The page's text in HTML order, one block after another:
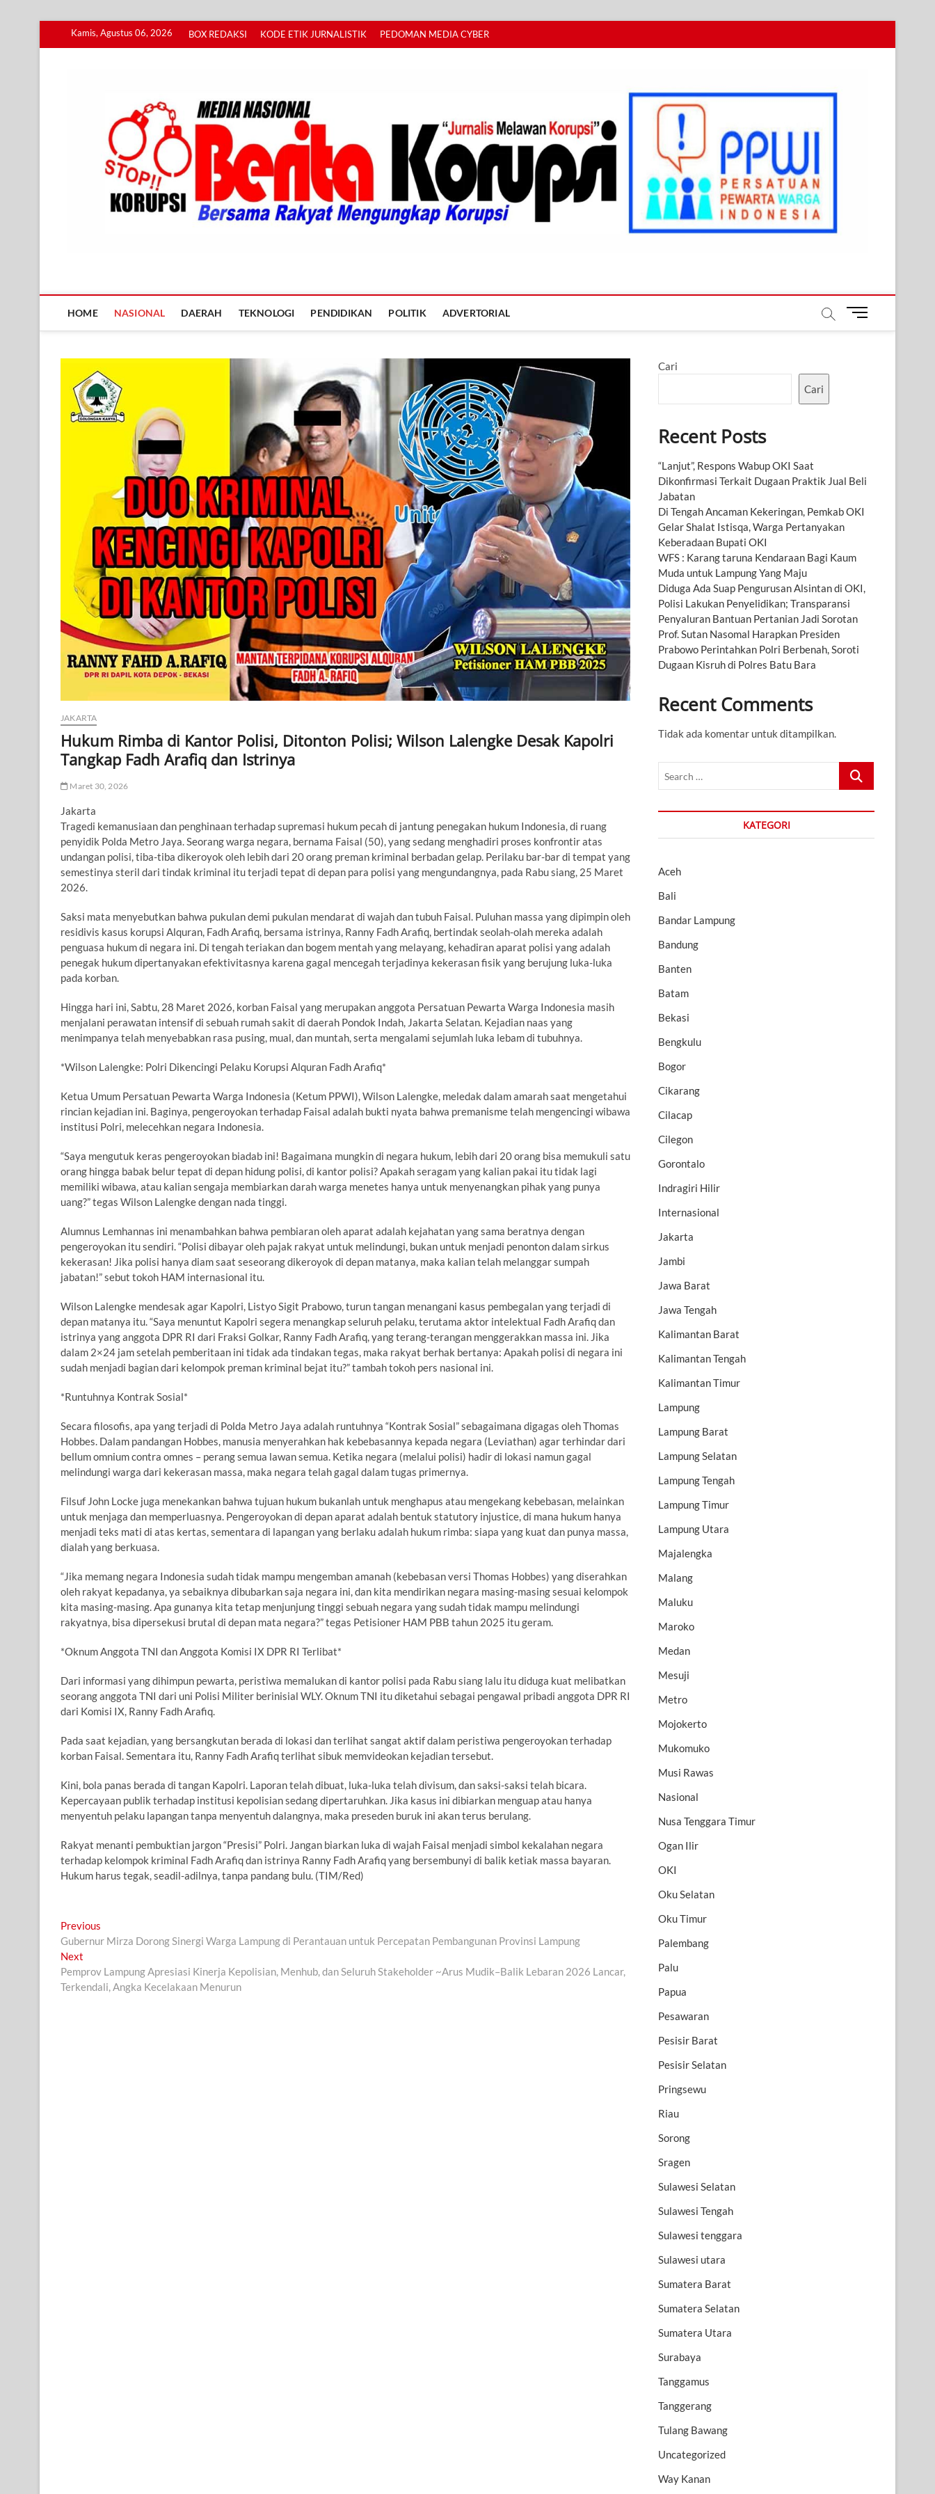
Kamis, Agustus 06, 2026 BOX REDAKSI KODE ETIK JURNALISTIK PEDOMAN MEDIA CYBER
HOME NASIONAL DAERAH TEKNOLOGI PENDIDIKAN POLITIK ADVERTORIAL
M
JAKARTA
Hukum Rimba di Kantor Polisi, Ditonton Polisi; Wilson Lalengke Desak Kapolri
Tangkap Fadh Arafiq dan Istrinya
Maret 30, 2026
Jakarta
Tragedi kemanusiaan dan penghinaan terhadap supremasi hukum pecah di jantung penegakan hukum Indonesia, di ruang
penyidik Polda Metro Jaya. Seorang warga negara, bernama Faisal (50), yang sedang menghadiri proses konfrontir atas
undangan polisi, tiba-tiba dikeroyok oleh lebih dari 20 orang preman kriminal berbadan gelap. Perilaku bar-bar di tempat yang
semestinya steril dari tindak kriminal itu terjadi tepat di depan para polisi yang mengundangnya, pada Rabu siang, 25 Maret
2026.
Saksi mata menyebutkan bahwa pukulan demi pukulan mendarat di wajah dan tubuh Faisal. Puluhan massa yang dipimpin oleh
residivis kasus korupsi Alquran, Fadh Arafiq, bersama istrinya, Ranny Fadh Arafiq, bertindak seolah-olah mereka adalah
penguasa hukum di negara ini. Di tengah teriakan dan bogem mentah yang melayang, kehadiran aparat polisi yang adalah
penegak hukum dipertanyakan efektivitasnya karena gagal mencegah terjadinya kekerasan fisik yang berujung luka-luka
pada korban.
Hingga hari ini, Sabtu, 28 Maret 2026, korban Faisal yang merupakan anggota Persatuan Pewarta Warga Indonesia masih
menjalani perawatan intensif di sebuah rumah sakit di daerah Pondok Indah, Jakarta Selatan. Kejadian naas yang
menimpanya telah menyebabkan rasa pusing, mual, dan muntah, serta mengalami sejumlah luka lebam di tubuhnya.
*Wilson Lalengke: Polri Dikencingi Pelaku Korupsi Alquran Fadh Arafiq*
Ketua Umum Persatuan Pewarta Warga Indonesia (Ketum PPWI), Wilson Lalengke, meledak dalam amarah saat mengetahui
rincian kejadian ini. Baginya, pengeroyokan terhadap Faisal adalah bukti nyata bahwa premanisme telah mengencingi wibawa
institusi Polri, melecehkan negara Indonesia.
“Saya mengutuk keras pengeroyokan biadab ini! Bagaimana mungkin di negara hukum, lebih dari 20 orang bisa memukuli satu
orang hingga babak belur tepat di depan hidung polisi, di kantor polisi? Apakah seragam yang kalian pakai itu tidak lagi
memiliki wibawa, atau kalian sengaja membiarkan darah warga menetes hanya untuk menyenangkan pihak yang punya
uang?” tegas Wilson Lalengke dengan nada tinggi.
Alumnus Lemhannas ini menambahkan bahwa pembiaran oleh aparat adalah kejahatan yang sama beratnya dengan
pengeroyokan itu sendiri. “Polisi dibayar oleh pajak rakyat untuk melindungi, bukan untuk menjadi penonton dalam sirkus
kekerasan! Jika polisi hanya diam saat seseorang dikeroyok di depan matanya, maka kalian telah melanggar sumpah
jabatan!” sebut tokoh HAM internasional itu.
Wilson Lalengke mendesak agar Kapolri, Listyo Sigit Prabowo, turun tangan menangani kasus pembegalan yang terjadi di
depan matanya itu. “Saya menuntut Kapolri segera menangkap seluruh pelaku, terutama aktor intelektual Fadh Arafiq dan
istrinya yang anggota DPR RI dari Fraksi Golkar, Ranny Fadh Arafiq, yang terang-terangan menggerakkan massa ini. Jika
dalam 2×24 jam setelah pemberitaan ini tidak ada tindakan tegas, maka rakyat berhak bertanya: Apakah polisi di negara ini
sudah menjadi bagian dari kelompok preman kriminal bejat itu?” tambah tokoh pers nasional ini.
*Runtuhnya Kontrak Sosial*
Secara filosofis, apa yang terjadi di Polda Metro Jaya adalah runtuhnya “Kontrak Sosial” sebagaimana digagas oleh Thomas
Hobbes. Dalam pandangan Hobbes, manusia menyerahkan hak kebebasannya kepada negara (Leviathan) agar terhindar dari
bellum omnium contra omnes – perang semua lawan semua. Ketika negara (melalui polisi) hadir di lokasi namun gagal
melindungi warga dari kekerasan massa, maka negara telah gagal dalam tugas primernya.
Filsuf John Locke juga menekankan bahwa tujuan hukum bukanlah untuk menghapus atau mengekang kebebasan, melainkan
untuk menjaga dan memperluasnya. Pengeroyokan di depan aparat adalah bentuk statutory injustice, di mana hukum hanya
menjadi teks mati di atas kertas, sementara di lapangan yang berlaku adalah hukum rimba: siapa yang kuat dan punya massa,
dialah yang berkuasa.
“Jika memang negara Indonesia sudah tidak mampu mengemban amanah (kebebasan versi Thomas Hobbes) yang diserahkan
oleh rakyat kepadanya, ya sebaiknya dibubarkan saja negara ini, dan kita mendirikan negara masing-masing sesuai kelompok
kita masing-masing. Apa gunanya kita tetap menjunjung tinggi sebuah negara yang sudah tidak mampu melindungi
rakyatnya, bisa dipersekusi brutal di depan mata negara?” tegas Petisioner HAM PBB tahun 2025 itu geram.
*Oknum Anggota TNI dan Anggota Komisi IX DPR RI Terlibat*
Dari informasi yang dihimpun pewarta, peristiwa memalukan di kantor polisi pada Rabu siang lalu itu diduga kuat melibatkan
seorang anggota TNI dari uni Polisi Militer berinisial WLY. Oknum TNI itu diketahui sebagai pengawal pribadi anggota DPR RI
dari Komisi IX, Ranny Fadh Arafiq.
Pada saat kejadian, yang bersangkutan berada di lokasi dan terlihat sangat aktif dalam peristiwa pengeroyokan terhadap
korban Faisal. Sementara itu, Ranny Fadh Arafiq terlihat sibuk memvideokan kejadian tersebut.
Kini, bola panas berada di tangan Kapolri. Laporan telah dibuat, luka-luka telah divisum, dan saksi-saksi telah bicara.
Kepercayaan publik terhadap institusi kepolisian sedang dipertaruhkan. Jika kasus ini dibiarkan menguap atau hanya
menyentuh pelaku lapangan tanpa menyentuh dalangnya, maka preseden buruk ini akan terus berulang.
Rakyat menanti pembuktian jargon “Presisi” Polri. Jangan biarkan luka di wajah Faisal menjadi simbol kekalahan negara
terhadap kelompok kriminal Fadh Arafiq dan istrinya Ranny Fadh Arafiq yang bersembunyi di balik ketiak massa bayaran.
Hukum harus tegak, seadil-adilnya, tanpa pandang bulu. (TIM/Red)
Navigasi
pos
Previous
post:
Gubernur Mirza Dorong Sinergi Warga Lampung di Perantauan untuk Percepatan Pembangunan Provinsi Lampung
Next
post:
Pemprov Lampung Apresiasi Kinerja Kepolisian, Menhub, dan Seluruh Stakeholder ~Arus Mudik–Balik Lebaran 2026 Lancar,
Terkendali, Angka Kecelakaan Menurun
Cari
Cari
Recent Posts
“Lanjut”, Respons Wabup OKI Saat
Dikonfirmasi Terkait Dugaan Praktik Jual Beli
Jabatan
Di Tengah Ancaman Kekeringan, Pemkab OKI
Gelar Shalat Istisqa, Warga Pertanyakan
Keberadaan Bupati OKI
WFS : Karang taruna Kendaraan Bagi Kaum
Muda untuk Lampung Yang Maju
Diduga Ada Suap Pengurusan Alsintan di OKI,
Polisi Lakukan Penyelidikan; Transparansi
Penyaluran Bantuan Pertanian Jadi Sorotan
Prof. Sutan Nasomal Harapkan Presiden
Prabowo Perintahkan Polri Berbenah, Soroti
Dugaan Kisruh di Polres Batu Bara
Recent Comments
Tidak ada komentar untuk ditampilkan.
Search
KATEGORI
Aceh
Bali
Bandar Lampung
Bandung
Banten
Batam
Bekasi
Bengkulu
Bogor
Cikarang
Cilacap
Cilegon
Gorontalo
Indragiri Hilir
Internasional
Jakarta
Jambi
Jawa Barat
Jawa Tengah
Kalimantan Barat
Kalimantan Tengah
Kalimantan Timur
Lampung
Lampung Barat
Lampung Selatan
Lampung Tengah
Lampung Timur
Lampung Utara
Majalengka
Malang
Maluku
Maroko
Medan
Mesuji
Metro
Mojokerto
Mukomuko
Musi Rawas
Nasional
Nusa Tenggara Timur
Ogan Ilir
OKI
Oku Selatan
Oku Timur
Palembang
Palu
Papua
Pesawaran
Pesisir Barat
Pesisir Selatan
Pringsewu
Riau
Sorong
Sragen
Sulawesi Selatan
Sulawesi Tengah
Sulawesi tenggara
Sulawesi utara
Sumatera Barat
Sumatera Selatan
Sumatera Utara
Surabaya
Tanggamus
Tanggerang
Tulang Bawang
Uncategorized
Way Kanan